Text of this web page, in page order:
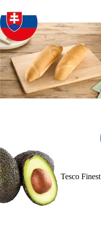
Tesco Finest